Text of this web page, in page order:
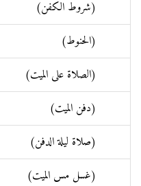
(شروط الكفن)
(الحنوط)
(الصلاة علی الميت)
(دفن الميت)
(صلاة ليلة الدفن)
(غسل مس الميت)